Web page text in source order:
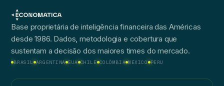
Base proprietária de inteligência financeira das Américas
desde 1986. Dados, metodologia e cobertura que
sustentam a decisão dos maiores times do mercado.
BRASIL ARGENTINA EUA CHILE COLÔMBIA MÉXICO PERU